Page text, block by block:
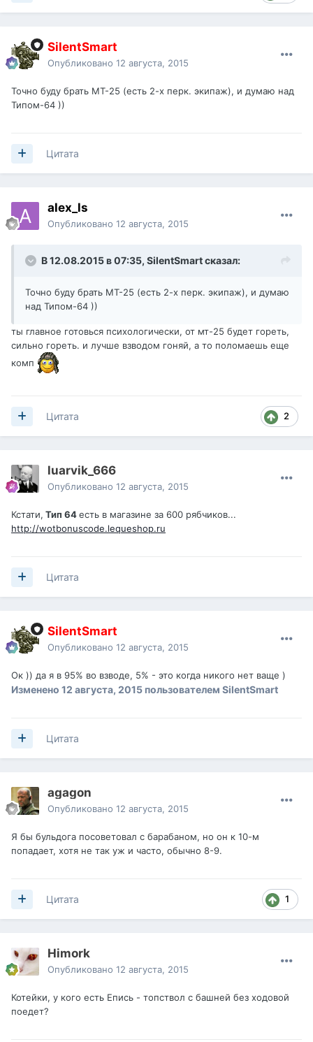
SilentSmart
Опубликовано 12 августа, 2015
Точно буду брать МТ-25 (есть 2-х перк. экипаж), и думаю над
Типом-64 ))
Цитата
alex_ls
Опубликовано 12 августа, 2015
В 12.08.2015 в 07:35, SilentSmartсказал:
Точно буду брать МТ-25 (есть 2-х перк. экипаж), и думаю
над Типом-64 ))
ты главное готовься психологически, от мт-25 будет гореть,
сильно гореть. и лучше взводом гоняй, а то поломаешь еще
комп
2
Цитата
luarvik_666
Опубликовано 12 августа, 2015
Кстати, Тип 64есть в магазине за 600 рябчиков...
http://wotbonuscode.lequeshop.ru
Цитата
SilentSmart
Опубликовано 12 августа, 2015
Ок )) да я в 95% во взводе, 5% - это когда никого нет ваще )
Изменено 12 августа, 2015 пользователем SilentSmart
Цитата
agagon
Опубликовано 12 августа, 2015
Я бы бульдога посоветовал с барабаном, но он к 10-м
попадает, хотя не так уж и часто, обычно 8-9.
1
Цитата
Himork
Опубликовано 12 августа, 2015
Котейки, у кого есть Епись - топствол с башней без ходовой
поедет?